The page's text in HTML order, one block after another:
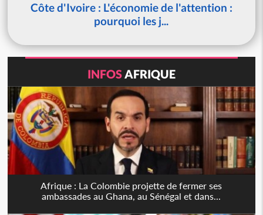
Côte d'Ivoire : L'économie de l'attention :
pourquoi les j...
INFOSAFRIQUE
Afrique : La Colombie projette de fermer ses
ambassades au Ghana, au Sénégal et dans...